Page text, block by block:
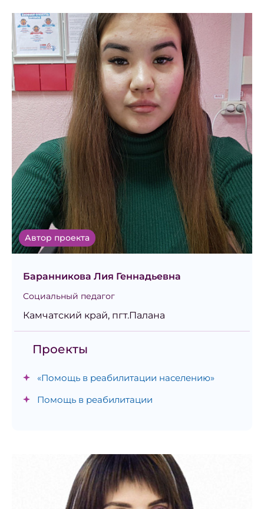
Автор проекта
Баранникова Лия Геннадьевна
Социальный педагог
Камчатский край, пгт.Палана
Проекты
«Помощь в реабилитации населению»
Помощь в реабилитации